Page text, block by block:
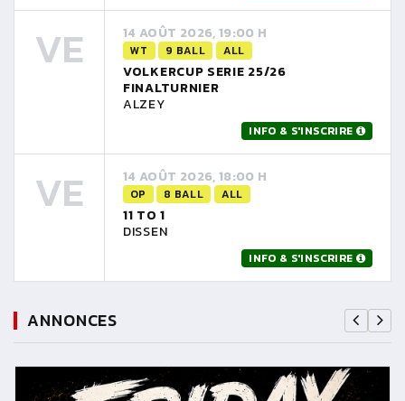
VE 14 AOÛT 2026, 19:00 H
WT 9 BALL ALL
VOLKERCUP SERIE 25/26
FINALTURNIER
ALZEY
INFO & S'INSCRIRE
VE 14 AOÛT 2026, 18:00 H
OP 8 BALL ALL
11 TO 1
DISSEN
INFO & S'INSCRIRE
ANNONCES